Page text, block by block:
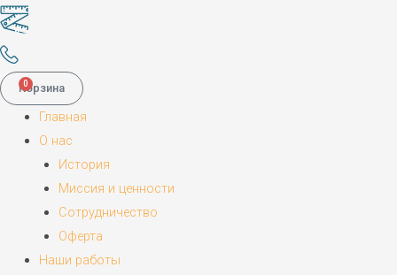
0
Корзина
Главная
О нас
История
Миссия и ценности
Сотрудничество
Оферта
Наши работы